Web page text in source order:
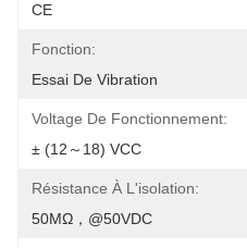
CE
Fonction:
Essai De Vibration
Voltage De Fonctionnement:
± (12～18) VCC
Résistance À L'isolation:
50MΩ，@50VDC